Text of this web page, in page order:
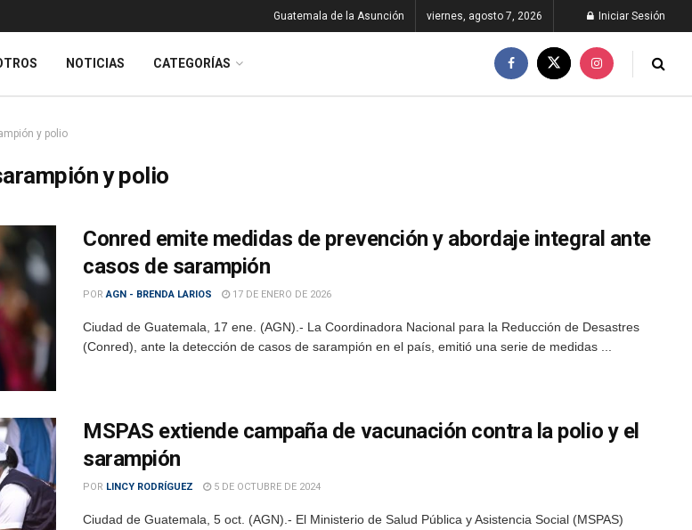
Guatemala de la Asunción viernes, agosto 7, 2026 Iniciar Sesión
NOTICIAS CATEGORÍAS
y polio
y polio
Conred emite medidas de prevención y abordaje integral ante
casos de sarampión
POR AGN - BRENDA LARIOS 17 DE ENERO DE 2026
Ciudad de Guatemala, 17 ene. (AGN).- La Coordinadora Nacional para la Reducción de Desastres
(Conred), ante la detección de casos de sarampión en el país, emitió una serie de medidas ...
MSPAS extiende campaña de vacunación contra la polio y el
sarampión
POR LINCY RODRÍGUEZ 5 DE OCTUBRE DE 2024
Ciudad de Guatemala, 5 oct. (AGN).- El Ministerio de Salud Pública y Asistencia Social (MSPAS)